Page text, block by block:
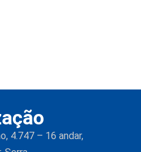
4.747 – 16 andar,